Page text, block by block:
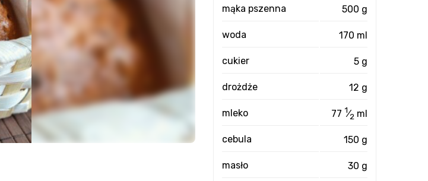
mąka pszenna 500 g
woda 170 ml
cukier 5 g
drożdże 12 g
mleko 77 1⁄2 ml
cebula 150 g
masło 30 g